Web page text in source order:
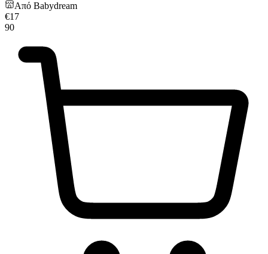
Από Babydream
€17
90